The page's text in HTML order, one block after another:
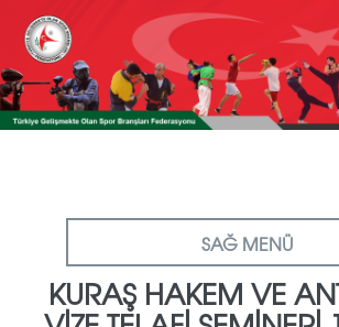
SAĞ MENÜ
KURAŞ HAKEM VE